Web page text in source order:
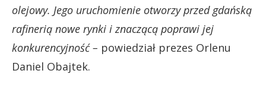
olejowy. Jego uruchomienie otworzy przed gdańską
rafinerią nowe rynki i znaczącą poprawi jej
konkurencyjność – powiedział prezes Orlenu
Daniel Obajtek.